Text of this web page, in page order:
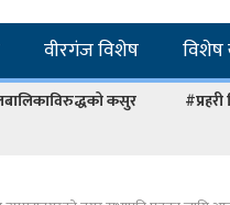
वीरगंज विशेष
कसुर #प्रहरी